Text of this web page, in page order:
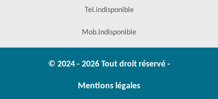
Tel.indisponible
Mob.indisponible
© 2024 - 2026 Tout droit réservé -
Mentions légales